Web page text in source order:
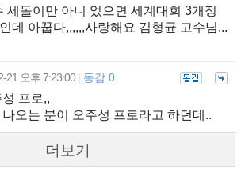
세돌이만 아니 었으면 세계대회 3개정
데 아꿉다,,,,,,사랑해요 김형균 고수님...
21 오후 7:23:00 동감 0
프로,,
오는 분이 오주성 프로라고 하던데..
더보기